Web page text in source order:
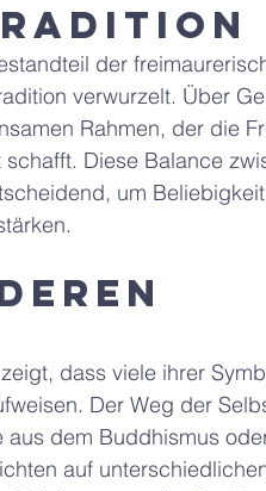
der
verwurzelt. Über
Rahmen, der die
Diese Balance
um
dass viele ihrer
Der Weg der
dem Buddhismus
auf